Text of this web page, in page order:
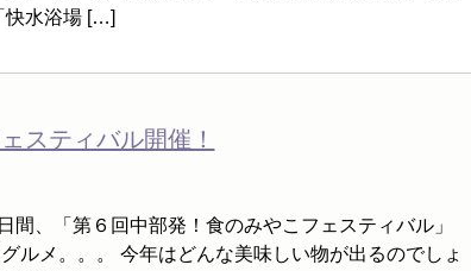
快水浴場 […]
スティバル開催！
間、「第６回中部発！食のみやこフェスティバル」
ルメ。。。 今年はどんな美味しい物が出るのでしょ